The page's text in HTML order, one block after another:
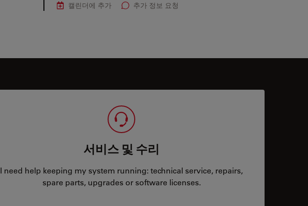
캘린더에 추가
추가 정보 요청
서비스 및 수리
I need help keeping my system running: technical service, repairs,
spare parts, upgrades or software licenses.